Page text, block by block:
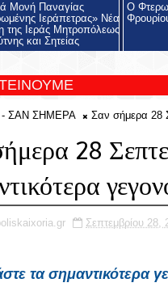
Μονή Παναγίας
Ιεράπετρας» Νέα
της Ιεράς Μητροπόλεως
και Σητείας
Ο
- ΣΑΝ ΣΗΜΕΡΑ Σαν σήμερα 28
28
Σεπτεμβρίου 28,
τα σημαντικότερα